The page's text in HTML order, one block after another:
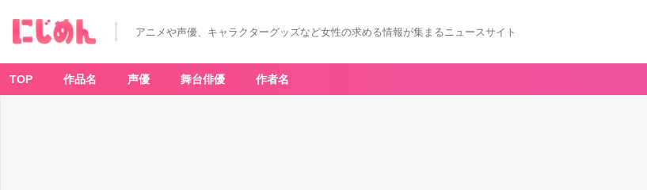
アニメや声優、キャラクターグッズなど女性の求める情報が集まるニュースサイト
TOP 作品名 声優 舞台俳優 作者名